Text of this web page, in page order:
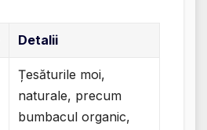
Detalii
Țesăturile moi,
naturale, precum
bumbacul organic,